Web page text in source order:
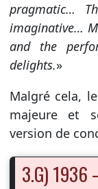
pragmatic…
imaginative…
and the
delights.»
Malgré cela,
majeure et
version de
3.G) 1936